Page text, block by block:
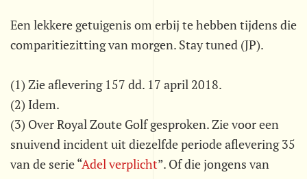
Een lekkere getuigenis om erbij te hebben tijdens die
comparitiezitting van morgen. Stay tuned (JP).
(1) Zie aflevering 157 dd. 17 april 2018.
(2) Idem.
(3) Over Royal Zoute Golf gesproken. Zie voor een
snuivend incident uit diezelfde periode aflevering 35
van de serie “Adel verplicht”. Of die jongens van